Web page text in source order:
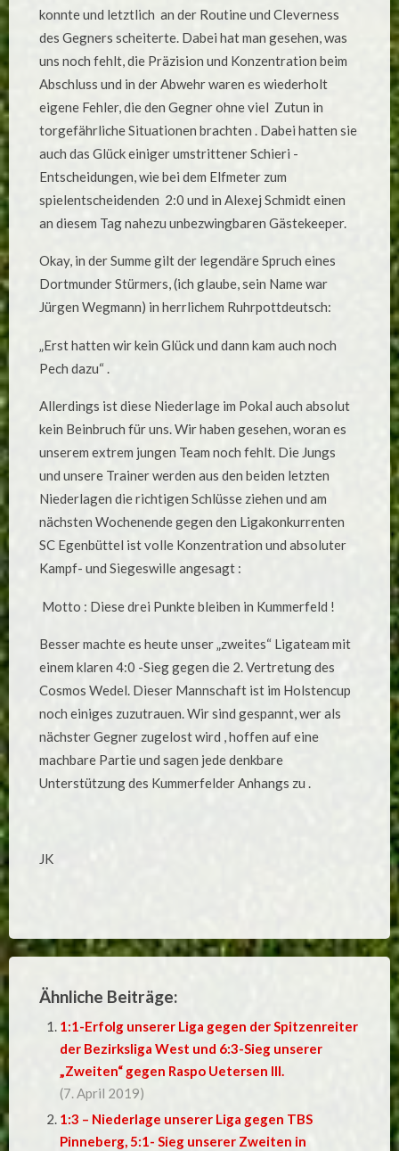
konnte und letztlich an der Routine und Cleverness
des Gegners scheiterte. Dabei hat man gesehen, was
uns noch fehlt, die Präzision und Konzentration beim
Abschluss und in der Abwehr waren es wiederholt
eigene Fehler, die den Gegner ohne viel Zutun in
torgefährliche Situationen brachten . Dabei hatten sie
auch das Glück einiger umstrittener Schieri -
Entscheidungen, wie bei dem Elfmeter zum
spielentscheidenden 2:0 und in Alexej Schmidt einen
an diesem Tag nahezu unbezwingbaren Gästekeeper.
Okay, in der Summe gilt der legendäre Spruch eines
Dortmunder Stürmers, (ich glaube, sein Name war
Jürgen Wegmann) in herrlichem Ruhrpottdeutsch:
„Erst hatten wir kein Glück und dann kam auch noch
Pech dazu“ .
Allerdings ist diese Niederlage im Pokal auch absolut
kein Beinbruch für uns. Wir haben gesehen, woran es
unserem extrem jungen Team noch fehlt. Die Jungs
und unsere Trainer werden aus den beiden letzten
Niederlagen die richtigen Schlüsse ziehen und am
nächsten Wochenende gegen den Ligakonkurrenten
SC Egenbüttel ist volle Konzentration und absoluter
Kampf- und Siegeswille angesagt :
Motto : Diese drei Punkte bleiben in Kummerfeld !
Besser machte es heute unser „zweites“ Ligateam mit
einem klaren 4:0 -Sieg gegen die 2. Vertretung des
Cosmos Wedel. Dieser Mannschaft ist im Holstencup
noch einiges zuzutrauen. Wir sind gespannt, wer als
nächster Gegner zugelost wird , hoffen auf eine
machbare Partie und sagen jede denkbare
Unterstützung des Kummerfelder Anhangs zu .
JK
Ähnliche Beiträge:
1:1-Erfolg unserer Liga gegen der Spitzenreiter
der Bezirksliga West und 6:3-Sieg unserer
„Zweiten“ gegen Raspo Uetersen III.
(7. April 2019)
1:3 – Niederlage unserer Liga gegen TBS
Pinneberg, 5:1- Sieg unserer Zweiten in